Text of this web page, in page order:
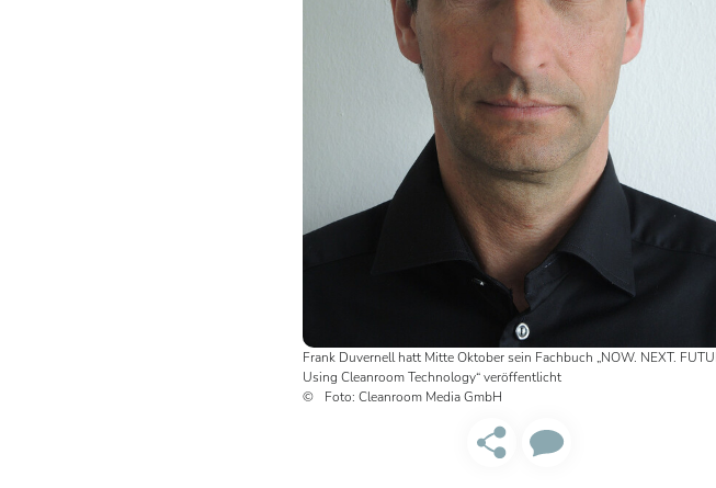
Frank Duvernell hatt Mitte Oktober sein Fachbuch „NOW. NEXT.
Using Cleanroom Technology“ veröffentlicht
Foto: Cleanroom Media GmbH